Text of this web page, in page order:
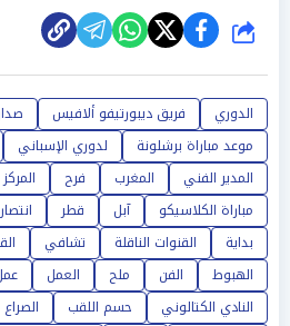
شارك
الدوري فريق ديبورتيفو ألافيس
موعد مباراة برشلونة
لدوري الإسباني
المدير الفني
المغرب فرح
مباراة الكلاسيكو
آبل قطر انتصار
بداية
القنوات الناقلة تشافي
الهبوط
الفن ملح العمل
النادي الكتالوني
حسم اللقب الصراع